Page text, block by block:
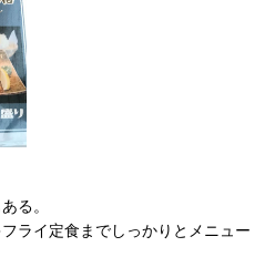
る。
ライ定食までしっかりとメニュー